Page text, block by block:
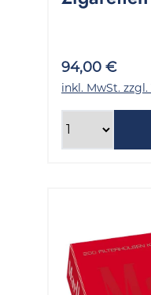
94,00 €
inkl. MwSt.